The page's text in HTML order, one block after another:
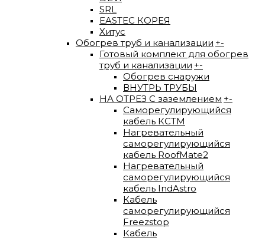
SRL
EASTEC КОРЕЯ
Хитус
Обогрев труб и канализации +-
Готовый комплект для обогрев
труб и канализации +-
Обогрев снаружи
ВНУТРЬ ТРУБЫ
НА ОТРЕЗ С заземлением +-
Саморегулирующийся
кабель КСТМ
Нагревательный
саморегулирующийся
кабель RoofMate2
Нагревательный
саморегулирующийся
кабель IndAstro
Кабель
саморегулирующийся
Freezstop
Кабель